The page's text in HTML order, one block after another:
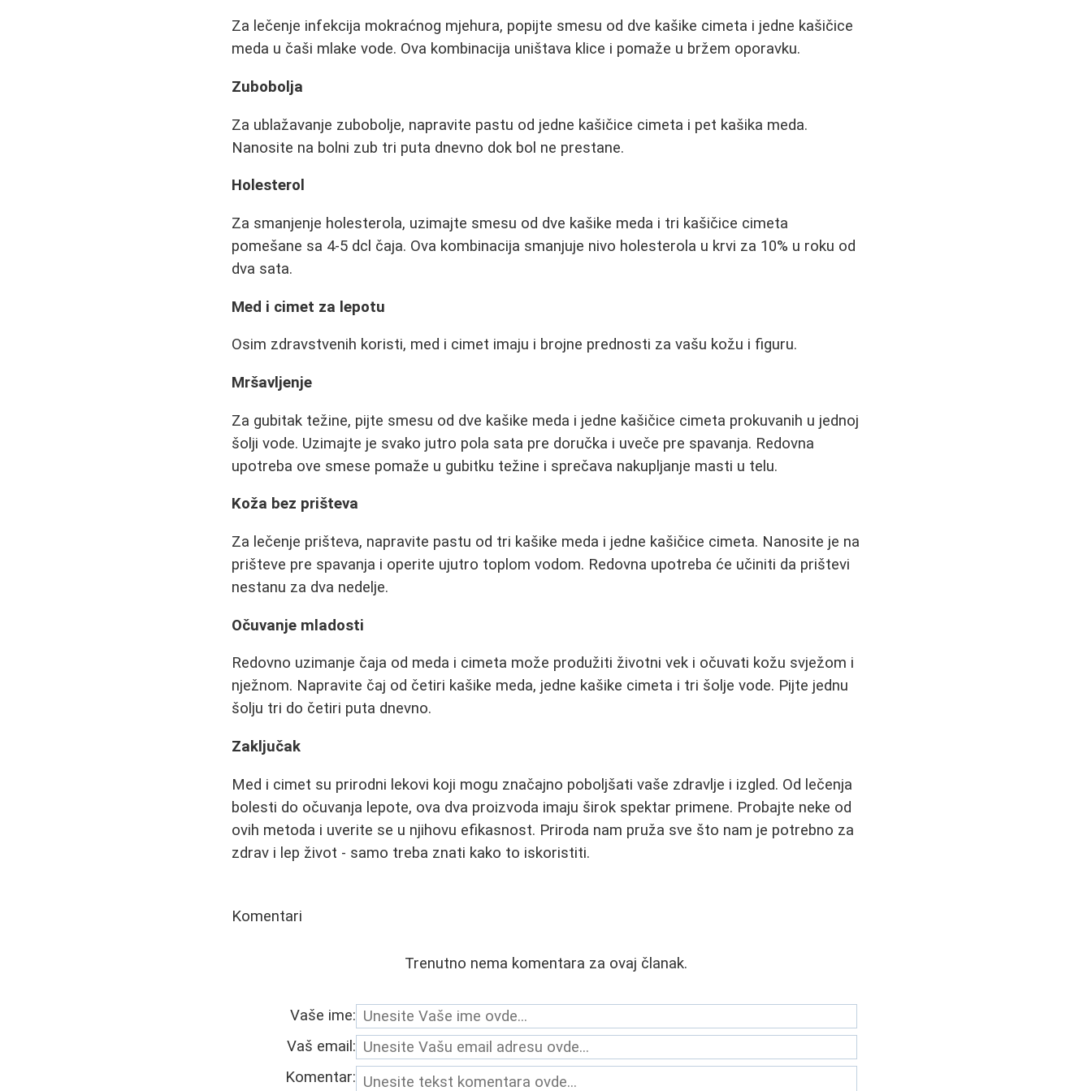
Za lečenje infekcija mokraćnog mjehura, popijte smesu od dve kašike cimeta i jedne kašičice
meda u čaši mlake vode. Ova kombinacija uništava klice i pomaže u bržem oporavku.
Zubobolja
Za ublažavanje zubobolje, napravite pastu od jedne kašičice cimeta i pet kašika meda.
Nanosite na bolni zub tri puta dnevno dok bol ne prestane.
Holesterol
Za smanjenje holesterola, uzimajte smesu od dve kašike meda i tri kašičice cimeta
pomešane sa 4-5 dcl čaja. Ova kombinacija smanjuje nivo holesterola u krvi za 10% u roku od
dva sata.
Med i cimet za lepotu
Osim zdravstvenih koristi, med i cimet imaju i brojne prednosti za vašu kožu i figuru.
Mršavljenje
Za gubitak težine, pijte smesu od dve kašike meda i jedne kašičice cimeta prokuvanih u jednoj
šolji vode. Uzimajte je svako jutro pola sata pre doručka i uveče pre spavanja. Redovna
upotreba ove smese pomaže u gubitku težine i sprečava nakupljanje masti u telu.
Koža bez prišteva
Za lečenje prišteva, napravite pastu od tri kašike meda i jedne kašičice cimeta. Nanosite je na
prišteve pre spavanja i operite ujutro toplom vodom. Redovna upotreba će učiniti da prištevi
nestanu za dva nedelje.
Očuvanje mladosti
Redovno uzimanje čaja od meda i cimeta može produžiti životni vek i očuvati kožu svježom i
nježnom. Napravite čaj od četiri kašike meda, jedne kašike cimeta i tri šolje vode. Pijte jednu
šolju tri do četiri puta dnevno.
Zaključak
Med i cimet su prirodni lekovi koji mogu značajno poboljšati vaše zdravlje i izgled. Od lečenja
bolesti do očuvanja lepote, ova dva proizvoda imaju širok spektar primene. Probajte neke od
ovih metoda i uverite se u njihovu efikasnost. Priroda nam pruža sve što nam je potrebno za
zdrav i lep život - samo treba znati kako to iskoristiti.
Komentari
Trenutno nema komentara za ovaj članak.
Vaše ime:
Vaš email:
Komentar: